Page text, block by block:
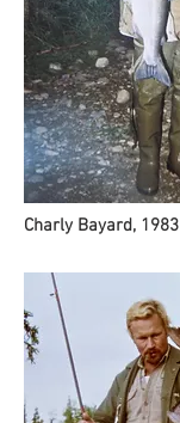
Charly Bayard, 1983